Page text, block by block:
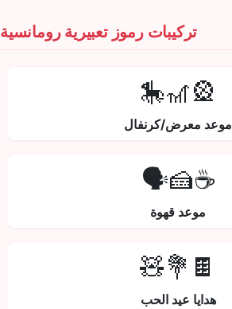
تركيبات رموز تعبيرية رومانسية
🎡🎢🎠
موعد معرض/كرنفال
☕🍰🗣️
موعد قهوة
🍫💐🧸
هدايا عيد الحب